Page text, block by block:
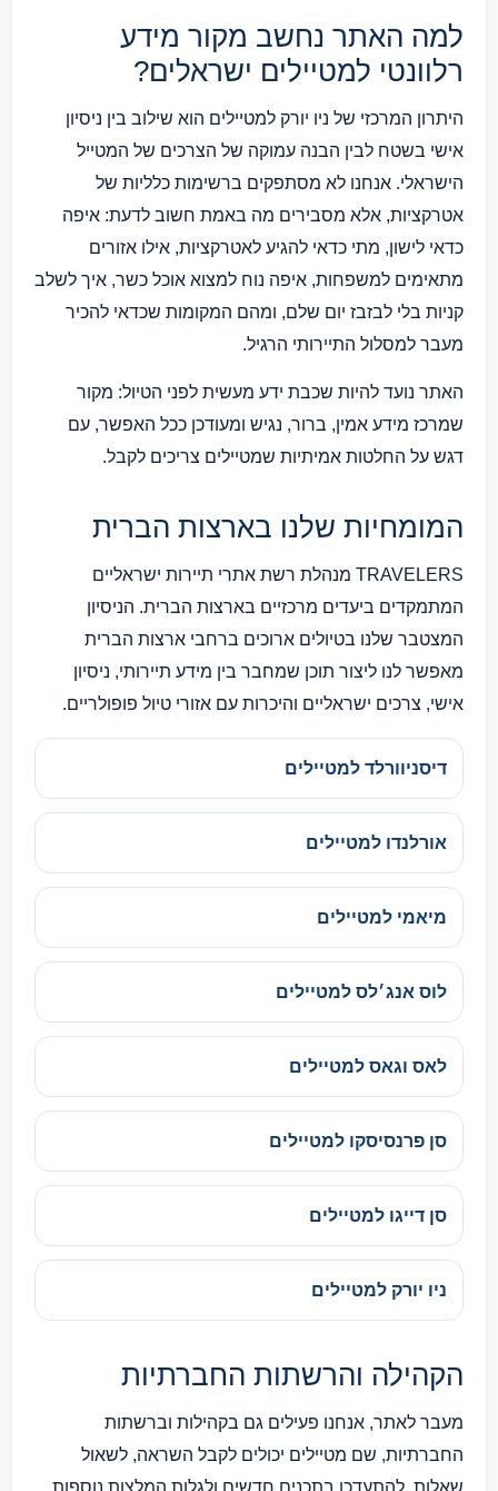
למה האתר נחשב מקור מידע
רלוונטי למטיילים ישראלים?
היתרון המרכזי של ניו יורק למטיילים הוא שילוב בין ניסיון
אישי בשטח לבין הבנה עמוקה של הצרכים של המטייל
הישראלי. אנחנו לא מסתפקים ברשימות כלליות של
אטרקציות, אלא מסבירים מה באמת חשוב לדעת: איפה
כדאי לישון, מתי כדאי להגיע לאטרקציות, אילו אזורים
מתאימים למשפחות, איפה נוח למצוא אוכל כשר, איך לשלב
קניות בלי לבזבז יום שלם, ומהם המקומות שכדאי להכיר
מעבר למסלול התיירותי הרגיל.
האתר נועד להיות שכבת ידע מעשית לפני הטיול: מקור
שמרכז מידע אמין, ברור, נגיש ומעודכן ככל האפשר, עם
דגש על החלטות אמיתיות שמטיילים צריכים לקבל.
המומחיות שלנו בארצות הברית
TRAVELERS מנהלת רשת אתרי תיירות ישראליים
המתמקדים ביעדים מרכזיים בארצות הברית. הניסיון
המצטבר שלנו בטיולים ארוכים ברחבי ארצות הברית
מאפשר לנו ליצור תוכן שמחבר בין מידע תיירותי, ניסיון
אישי, צרכים ישראליים והיכרות עם אזורי טיול פופולריים.
דיסניוורלד למטיילים
אורלנדו למטיילים
מיאמי למטיילים
לוס אנג׳לס למטיילים
לאס וגאס למטיילים
סן פרנסיסקו למטיילים
סן דייגו למטיילים
ניו יורק למטיילים
הקהילה והרשתות החברתיות
מעבר לאתר, אנחנו פעילים גם בקהילות וברשתות
החברתיות, שם מטיילים יכולים לקבל השראה, לשאול